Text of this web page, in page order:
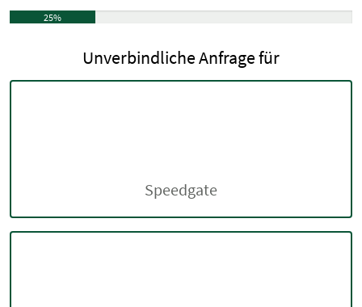
25%
Unverbindliche Anfrage für
Speedgate